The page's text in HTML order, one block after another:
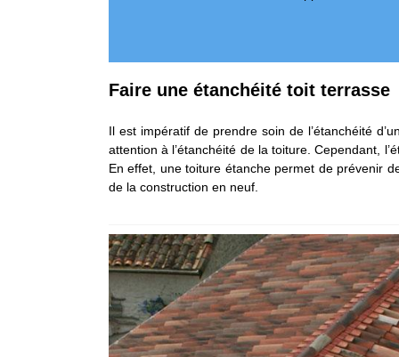
Faire une étanchéité toit terrasse
Il est impératif de prendre soin de l’étanchéité
attention à l’étanchéité de la toiture. Cependant,
En effet, une toiture étanche permet de prévenir
de la construction en neuf.